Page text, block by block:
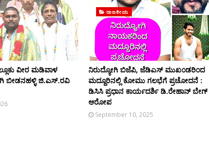
ವೀರ ಮಡಿವಾಳ
ಬೀಡನಹಳ್ಳಿ ಜಿ.ಎಸ್.ರವಿ
ರಾಜಕೀಯ
ನಿರುದ್ಯೋಗಿ ಬಿಜೆಪಿ, ಜೆಡಿಎಸ್ ಮುಖಂಡರಿಂದ
ಮದ್ದೂರಿನಲ್ಲಿ ಕೋಮು ಗಲಭೆಗೆ ಪ್ರಚೋದನೆ :
ಡಿಸಿಸಿ ಪ್ರಧಾನ ಕಾರ್ಯದರ್ಶಿ ಡಿ.ರೇಹಾನ್ ಬೇಗ್
ಆರೋಪ
September 10, 2025